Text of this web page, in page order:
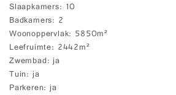
Slaapkamers 10
Badkamers 2
Woonoppervlak 5850m²
Leefruimte 2442m²
Zwembad ja
Tuin ja
Parkeren ja